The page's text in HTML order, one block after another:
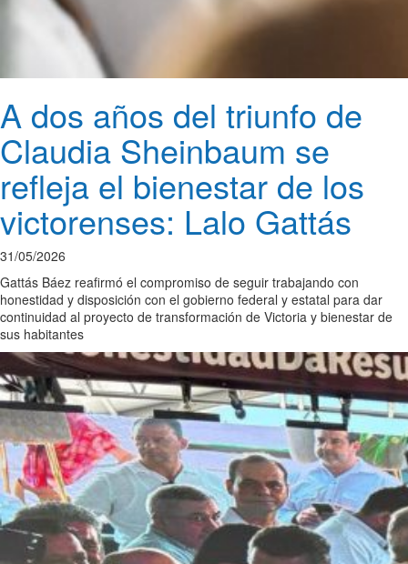
A dos años del triunfo de
Claudia Sheinbaum se
refleja el bienestar de los
victorenses: Lalo Gattás
31/05/2026
Gattás Báez reafirmó el compromiso de seguir trabajando con
honestidad y disposición con el gobierno federal y estatal para dar
continuidad al proyecto de transformación de Victoria y bienestar de
sus habitantes